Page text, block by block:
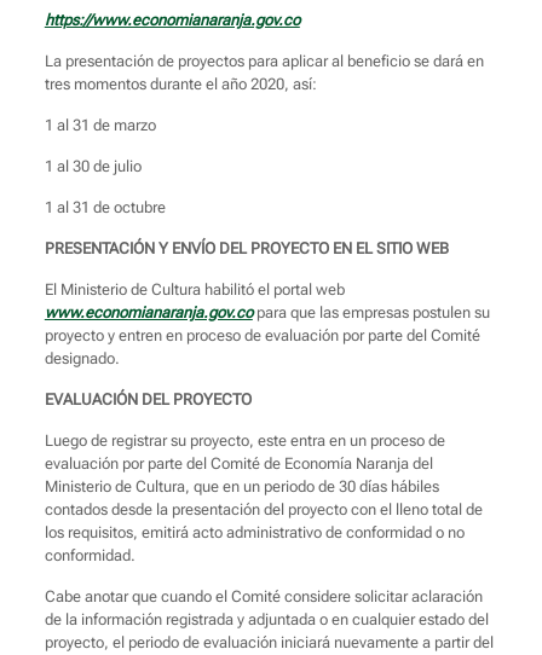
https://www.economianaranja.gov.co
La presentación de proyectos para aplicar al beneficio se dará en
tres momentos durante el año 2020, así:
1 al 31 de marzo
1 al 30 de julio
1 al 31 de octubre
PRESENTACIÓN Y ENVÍO DEL PROYECTO EN EL SITIO WEB
El Ministerio de Cultura habilitó el portal web
www.economianaranja.gov.copara que las empresas postulen su
proyecto y entren en proceso de evaluación por parte del Comité
designado.
EVALUACIÓN DEL PROYECTO
Luego de registrar su proyecto, este entra en un proceso de
evaluación por parte del Comité de Economía Naranja del
Ministerio de Cultura, que en un periodo de 30 días hábiles
contados desde la presentación del proyecto con el lleno total de
los requisitos, emitirá acto administrativo de conformidad o no
conformidad.
Cabe anotar que cuando el Comité considere solicitar aclaración
de la información registrada y adjuntada o en cualquier estado del
proyecto, el periodo de evaluación iniciará nuevamente a partir del